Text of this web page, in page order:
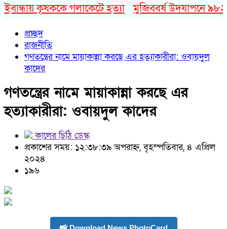
কৃষককে গলাকেটে হত্যা মুজিববর্ষ উদযাপনে ৯৮২
প্রচ্ছদ
রাজনীতি
গণতন্ত্রের নামে মায়াকান্না করছে এর হত্যাকারীরা: ওবায়দুল
কাদের
গণতন্ত্রের নামে মায়াকান্না করছে এর
হত্যাকারীরা: ওবায়দুল কাদের
কালের চিঠি ডেস্ক
প্রকাশের সময়: ১২:৩৮:৩৯ অপরাহ্ন, বৃহস্পতিবার, ৪ এপ্রিল
২০২৪
১৯৬